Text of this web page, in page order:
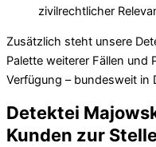
zivilrechtlicher
Zusätzlich steht unsere
Palette weiterer Fällen und
Verfügung – bundesweit in
Detektei
Kunden zur